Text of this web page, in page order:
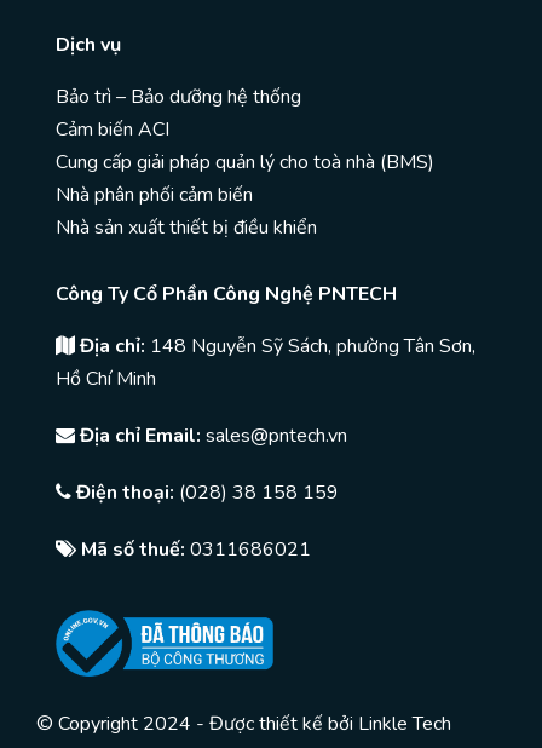
Dịch vụ
Bảo trì – Bảo dưỡng hệ thống
Cảm biến ACI
Cung cấp giải pháp quản lý cho toà nhà (BMS)
Nhà phân phối cảm biến
Nhà sản xuất thiết bị điều khiển
Công Ty Cổ Phần Công Nghệ PNTECH
Địa chỉ: 148 Nguyễn Sỹ Sách, phường Tân Sơn,
Hồ Chí Minh
Địa chỉ Email: sales@pntech.vn
Điện thoại: (028) 38 158 159
Mã số thuế: 0311686021
© Copyright 2024 - Được thiết kế bởi Linkle Tech